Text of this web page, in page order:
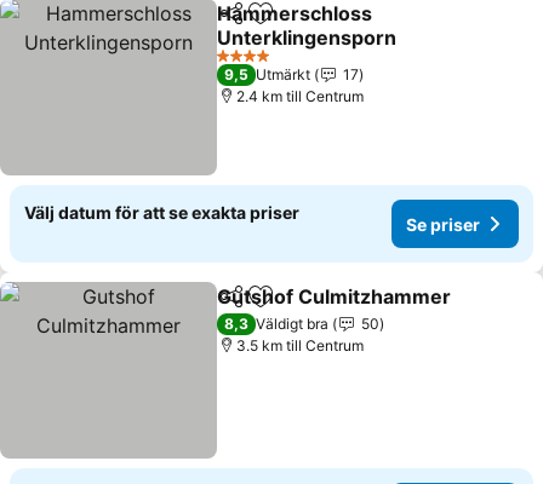
Dela Lägg till i Mina Favoriter
Hammerschloss
Unterklingensporn
4 Stjärnor
9,5 Utmärkt
17
2.4 km till Centrum
Välj datum för att se exakta priser
Se priser
Dela Lägg till i Mina Favoriter
Gutshof Culmitzhammer
8,3 Väldigt bra
50
3.5 km till Centrum